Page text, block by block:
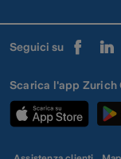
Seguici su
Scarica l'app Zurich